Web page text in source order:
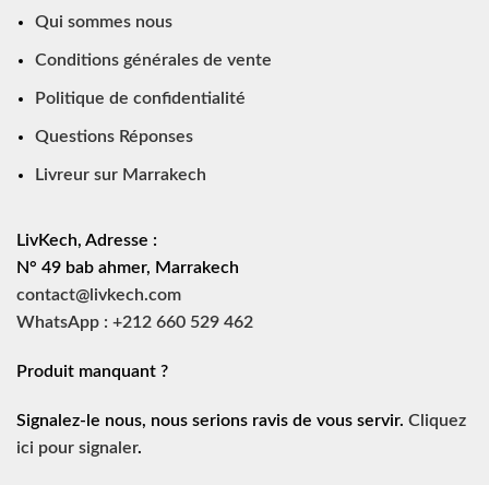
Qui sommes nous
Conditions générales de vente
Politique de confidentialité
Questions Réponses
Livreur sur Marrakech
LivKech, Adresse :
N° 49 bab ahmer, Marrakech
contact@livkech.com
WhatsApp : +212 660 529 462
Produit manquant ?
Signalez-le nous, nous serions ravis de vous servir. Cliquez
ici pour signaler.